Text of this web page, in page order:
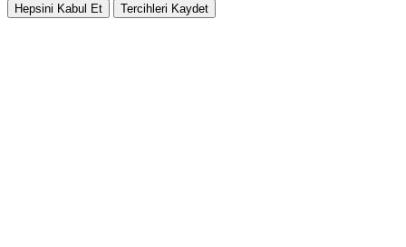
Hepsini Kabul Et Tercihleri Kaydet